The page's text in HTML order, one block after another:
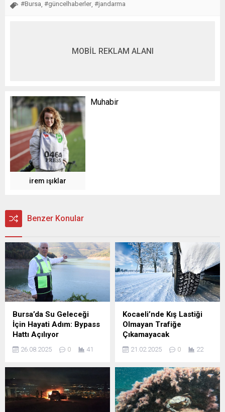
#Bursa #güncelhaberler #jandarma
MOBİL REKLAM ALANI
irem ışıklar
Muhabir
Benzer Konular
Bursa’da Su Geleceği
İçin Hayati Adım: Bypass
Hattı Açılıyor
26.08.2025 0 41
Kocaeli’nde Kış Lastiği
Olmayan Trafiğe
Çıkamayacak
21.02.2025 0 22